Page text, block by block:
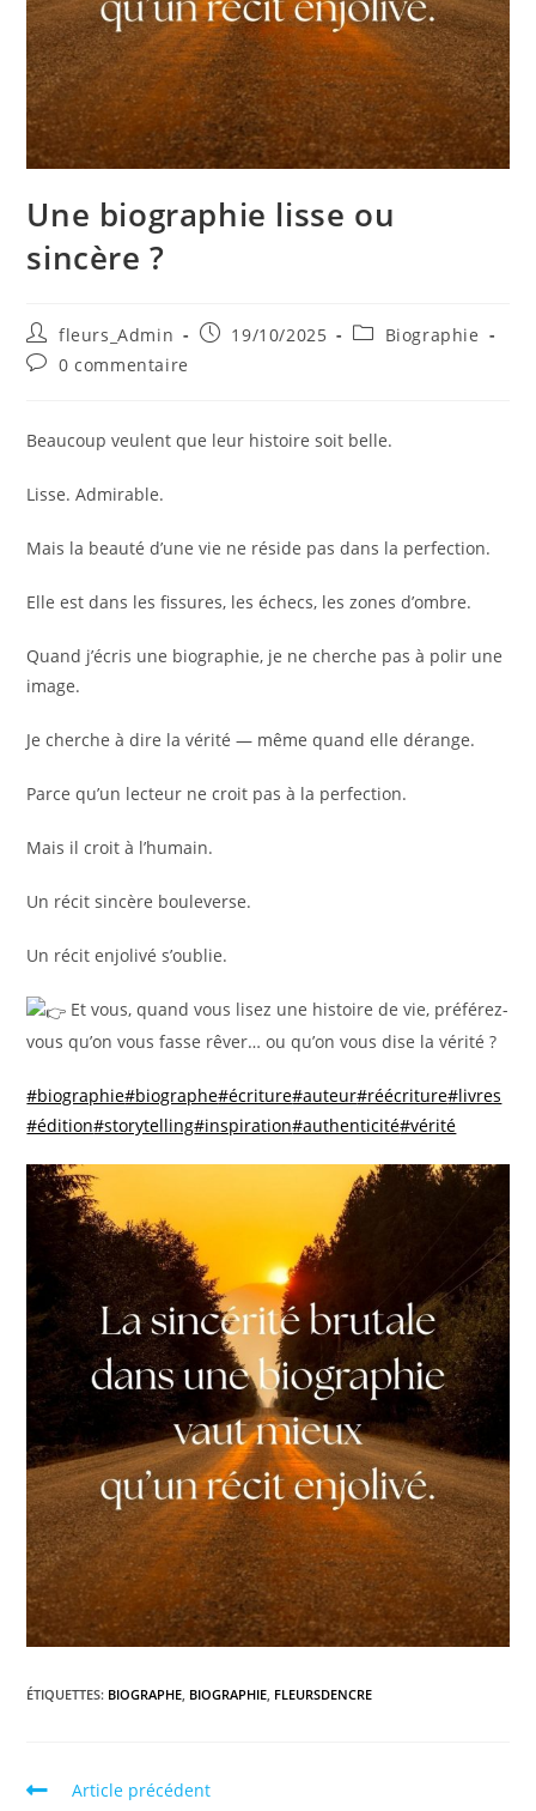
Une biographie lisse ou
sincère ?
fleurs_Admin 19/10/2025
Biographie
0 commentaire
Beaucoup veulent que leur histoire soit belle.
Lisse. Admirable.
Mais la beauté d’une vie ne réside pas dans la perfection.
Elle est dans les fissures, les échecs, les zones d’ombre.
Quand j’écris une biographie, je ne cherche pas à polir une
image.
Je cherche à dire la vérité — même quand elle dérange.
Parce qu’un lecteur ne croit pas à la perfection.
Mais il croit à l’humain.
Un récit sincère bouleverse.
Un récit enjolivé s’oublie.
Et vous, quand vous lisez une histoire de vie, préférez-
vous qu’on vous fasse rêver… ou qu’on vous dise la vérité ?
#biographie#biographe#écriture#auteur#réécriture#livres
#édition#storytelling#inspiration#authenticité#vérité
ÉTIQUETTES: BIOGRAPHE, BIOGRAPHIE, FLEURSDENCRE
Article précédent